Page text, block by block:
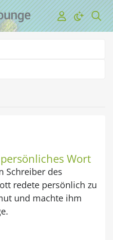
Wort
Schreiber des
redete persönlich zu
und machte ihm